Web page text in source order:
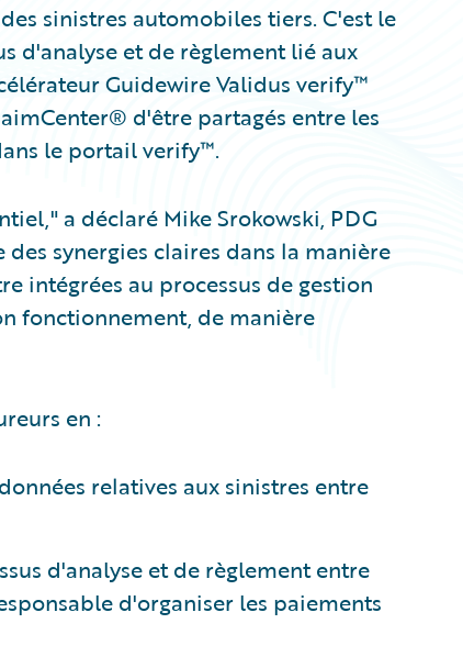
sinistres automobiles tiers. C'est le
d'analyse et de règlement lié aux
Guidewire Validus verify™
d'être partagés entre les
le portail verify™.
a déclaré Mike Srokowski, PDG
synergies claires dans la manière
intégrées au processus de gestion
fonctionnement, de manière
en :
relatives aux sinistres entre
d'analyse et de règlement entre
d'organiser les paiements